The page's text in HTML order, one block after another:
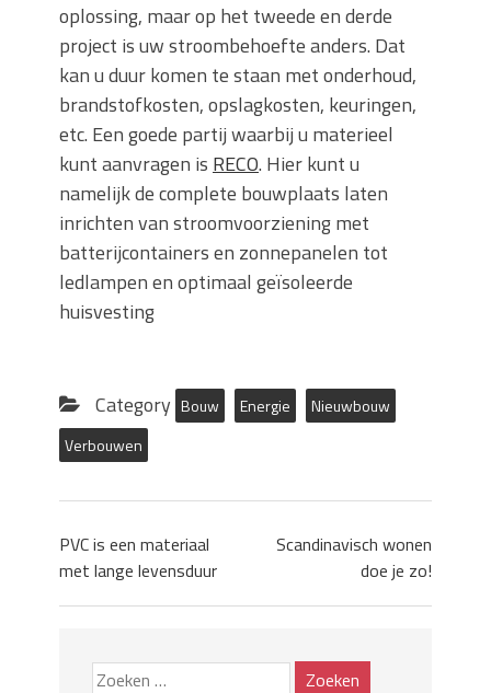
oplossing, maar op het tweede en derde
project is uw stroombehoefte anders. Dat
kan u duur komen te staan met onderhoud,
brandstofkosten, opslagkosten, keuringen,
etc. Een goede partij waarbij u materieel
kunt aanvragen is RECO. Hier kunt u
namelijk de complete bouwplaats laten
inrichten van stroomvoorziening met
batterijcontainers en zonnepanelen tot
ledlampen en optimaal geïsoleerde
huisvesting
Category Bouw Energie
Nieuwbouw
Verbouwen
PVC is een materiaal
met lange levensduur
Scandinavisch wonen
doe je zo!